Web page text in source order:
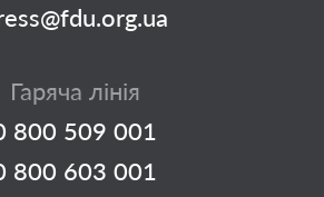
Гаряча лінія
800 509 001
800 603 001